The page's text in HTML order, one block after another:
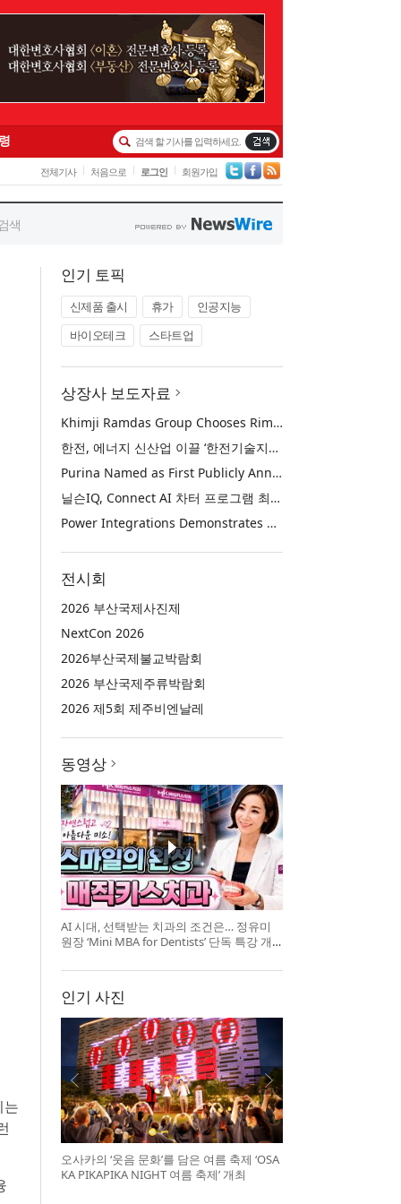
는
인기 토픽
신제품 출시 휴가
인공지능
바이오테크
스타트업
상장사 보도자료
Khimji Ramdas Group Chooses Rimini Street to Reduce SAP Support Costs, Protect 700+ Customizations and Reinvest Savings in Innovation
한전, 에너지 신산업 이끌 ‘한전기술지주’ 공식 출범
Purina Named as First Publicly Announced NIQ ConnectAI Charter Client
닐슨IQ, Connect AI 차터 프로그램 최초 고객사 ‘퓨리나’ 선정
Power Integrations Demonstrates World’s First 2200 V GaN Technology for Next-Era High-Voltage Power Systems
전시회
2026 부산국제사진제
NextCon 2026
2026부산국제불교박람회
2026 부산국제주류박람회
2026 제5회 제주비엔날레
동영상
AI 시대, 선택받는 치과의 조건은… 정유미
원장 ‘Mini MBA for Dentists’ 단독 특강 개
인기 사진
오사카의 ‘웃음 문화’를 담은 여름 축제 ‘OSA
KA PIKAPIKA NIGHT 여름 축제’ 개최